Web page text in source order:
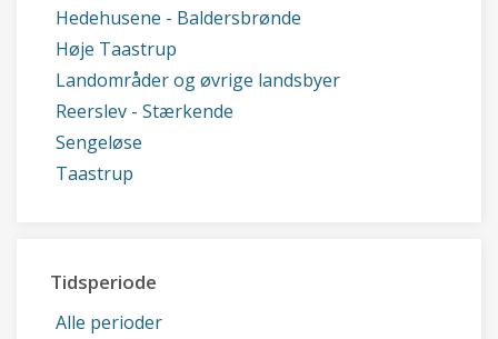
Hedehusene - Baldersbrønde
Høje Taastrup
Landområder og øvrige landsbyer
Reerslev - Stærkende
Sengeløse
Taastrup
Tidsperiode
Alle perioder